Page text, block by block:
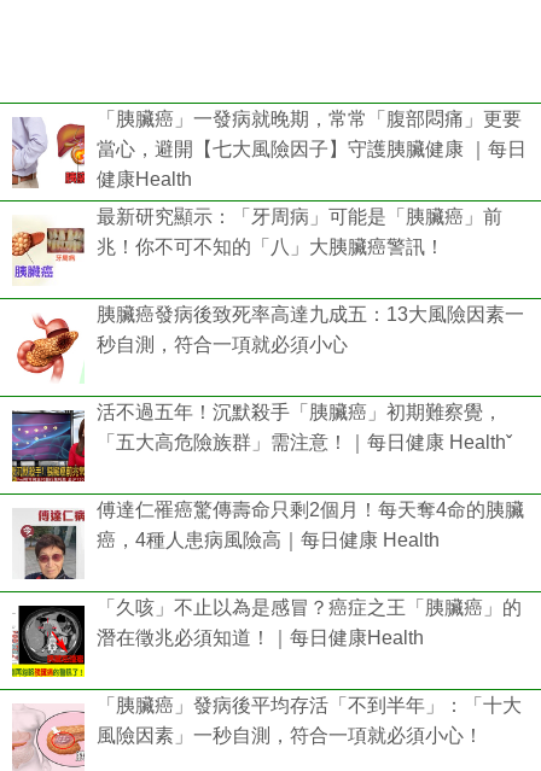
「胰臟癌」一發病就晚期，常常「腹部悶痛」更要
當心，避開【七大風險因子】守護胰臟健康 ｜每日
健康Health
最新研究顯示：「牙周病」可能是「胰臟癌」前
兆！你不可不知的「八」大胰臟癌警訊！
胰臟癌發病後致死率高達九成五：13大風險因素一
秒自測，符合一項就必須小心
活不過五年！沉默殺手「胰臟癌」初期難察覺，
「五大高危險族群」需注意！｜每日健康 Healthˇ
傅達仁罹癌驚傳壽命只剩2個月！每天奪4命的胰臟
癌，4種人患病風險高｜每日健康 Health
「久咳」不止以為是感冒？癌症之王「胰臟癌」的
潛在徵兆必須知道！｜每日健康Health
「胰臟癌」發病後平均存活「不到半年」：「十大
風險因素」一秒自測，符合一項就必須小心！